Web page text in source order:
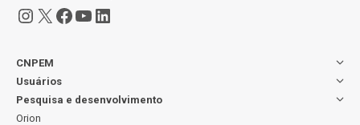
Instagram
X Facebook
Youtube
LinkedIn
CNPEM
Usuários
Pesquisa e desenvolvimento
Orion